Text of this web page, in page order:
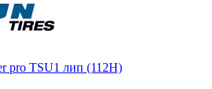
pro TSU1 лип (112H)